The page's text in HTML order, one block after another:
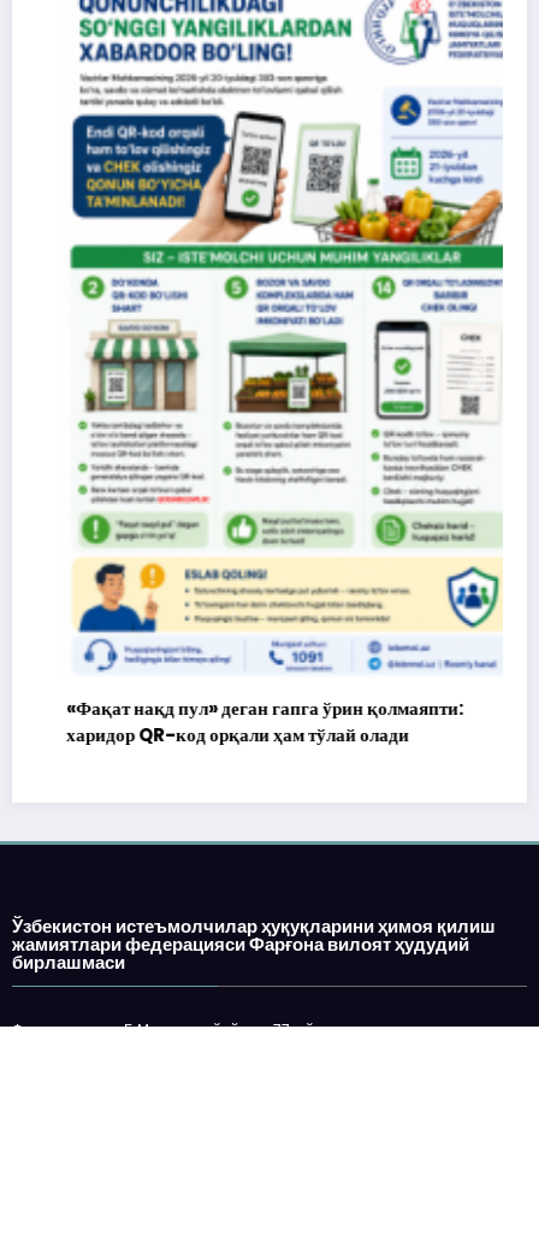
«Фақат нақд пул» деган гапга ўрин қолмаяпти:
харидор QR-код орқали ҳам тўлай олади
Ўзбекистон истеъмолчилар ҳуқуқларини ҳимоя қилиш
жамиятлари федерацияси Фарғона вилоят ҳудудий
бирлашмаси
Фарғона шаҳри, Б.Марғиноний кўчаси 77-уй